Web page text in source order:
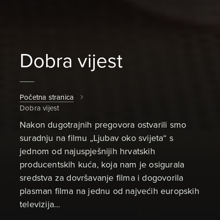
Dobra vijest
Početna stranica
Dobra vijest
Nakon dugotrajnih pregovora ostvarili smo
suradnju na filmu „Ljubav oko svijeta“ s
jednom od najuspješnijih hrvatskih
producentskih kuća, koja nam je osigurala
sredstva za dovršavanje filma i dogovorila
plasman filma na jednu od najvećih europskih
televizija…